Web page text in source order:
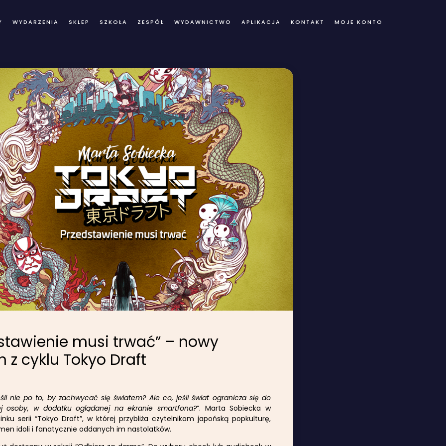
WYDARZENIA SKLEP SZKOŁA ZESPÓŁ WYDAWNICTWO APLIKACJA KONTAKT MOJE KONTO
musi trwać” – nowy
z cyklu Tokyo Draft
nie po to, by zachwycać się światem? Ale co, jeśli świat ogranicza się do
osoby, w dodatku oglądanej na ekranie smartfona?”. Marta Sobiecka w
serii “Tokyo Draft”, w której przybliża czytelnikom japońską popkulturę,
idoli i fanatycznie oddanych im nastolatków.